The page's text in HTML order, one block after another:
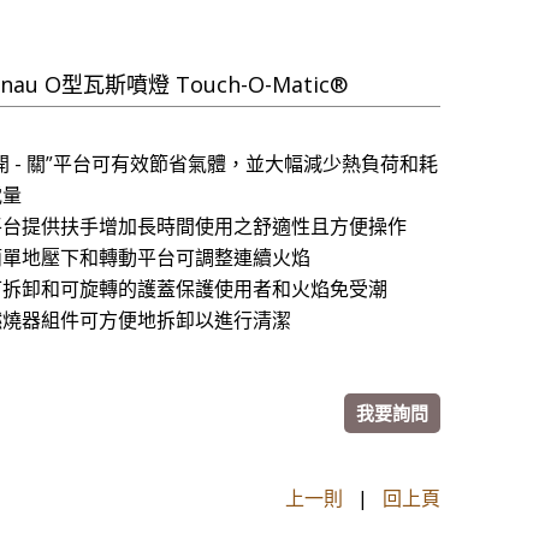
O型瓦斯噴燈 Touch-O-Matic®
- 關”平台可有效節省氣體，並大幅減少熱負荷和耗
提供扶手增加長時間使用之舒適性且方便操作
地壓下和轉動平台可調整連續火焰
卸和可旋轉的護蓋保護使用者和火焰免受潮
器組件可方便地拆卸以進行清潔
我要詢問
上一則 | 回上頁